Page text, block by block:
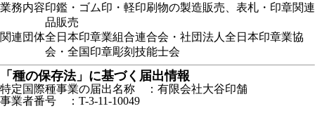
業務内容印鑑・ゴム印・軽印刷物の製造販売、表札・印章関連
品販売
関連団体全日本印章業組合連合会・社団法人全日本印章業協
会・全国印章彫刻技能士会
「種の保存法」に基づく届出情報
特定国際種事業の届出名称 ：有限会社大谷印舗
事業者番号 ：T-3-11-10049